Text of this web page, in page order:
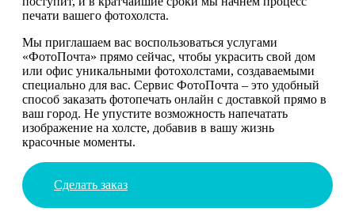
печати вашего фотохолста.
Мы приглашаем вас воспользоваться услугами
«ФотоПочта» прямо сейчас, чтобы украсить свой дом
или офис уникальными фотохолстами, создаваемыми
специально для вас. Сервис ФотоПочта – это удобный
способ заказать фотопечать онлайн с доставкой прямо в
ваш город. Не упустите возможность напечатать
изображение на холсте, добавив в вашу жизнь
красочные моменты.
Сделать заказ